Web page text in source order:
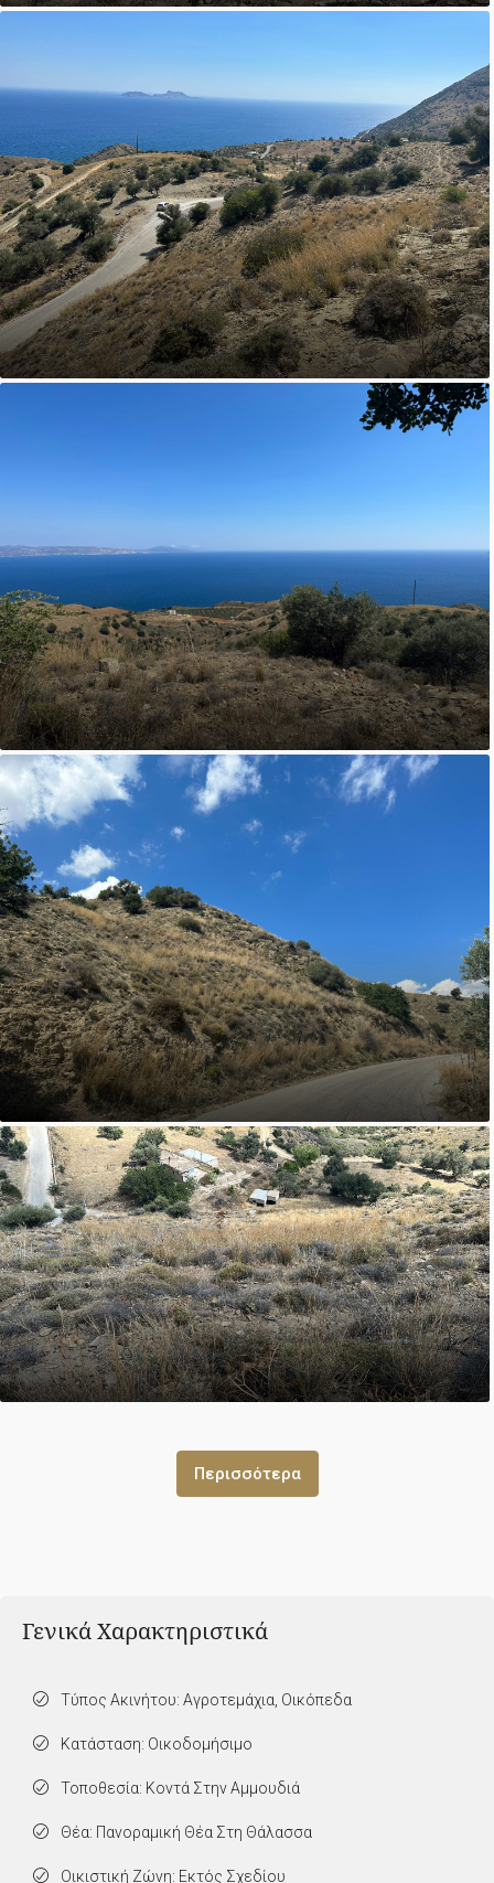
Περισσότερα
Γενικά Χαρακτηριστικά
Τύπος Ακινήτου: Αγροτεμάχια, Οικόπεδα
Κατάσταση: Οικοδομήσιμο
Τοποθεσία: Κοντά Στην Αμμουδιά
Θέα: Πανοραμική Θέα Στη Θάλασσα
Οικιστική Ζώνη: Εκτός Σχεδίου